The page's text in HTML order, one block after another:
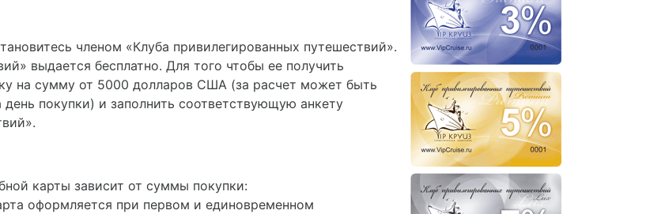
членом «Клуба привилегированных путешествий».
выдается бесплатно. Для того чтобы ее получить
на сумму от 5000 долларов США (за расчет может быть
покупки) и заполнить соответствующую анкету
карты зависит от суммы покупки:
оформляется при первом и единовременном